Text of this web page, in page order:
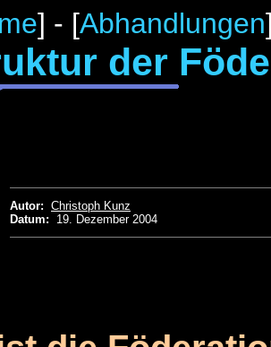
] - [Abhandlungen
der
Autor: Christoph Kunz
Datum: 19. Dezember 2004